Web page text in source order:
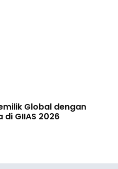
Global dengan
GIIAS 2026